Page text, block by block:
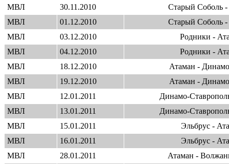
МВЛ
30.11.2010
Старый Соболь
МВЛ
01.12.2010
Старый Соболь
МВЛ
03.12.2010
Родники -
МВЛ
04.12.2010
Родники -
МВЛ
18.12.2010
Атаман -
МВЛ
19.12.2010
Атаман -
МВЛ
12.01.2011
Динамо-
МВЛ
13.01.2011
Динамо-
МВЛ
15.01.2011
Эльбрус -
МВЛ
16.01.2011
Эльбрус -
МВЛ
28.01.2011
Атаман -